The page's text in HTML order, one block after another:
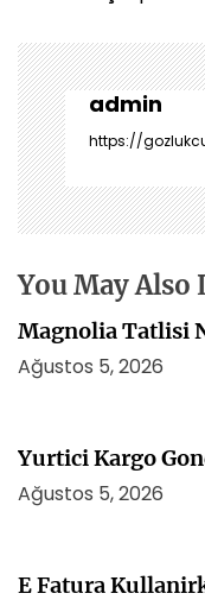
g
e
z
i
n
m
e
i
admin
https://
You May Also
Magnolia Tatlisi
Ağustos 5, 2026
Yurtici Kargo
Ağustos 5, 2026
E Fatura